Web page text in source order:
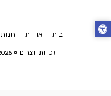
בית אודות חנות
זכויות יוצרים © 2026 כל הזכויות שמורות -